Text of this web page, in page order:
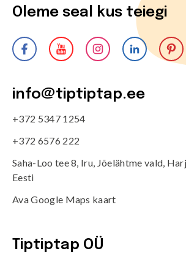
Oleme seal kus teiegi
info@tiptiptap.ee
+372 5347 1254
+372 6576 222
Saha-Loo tee 8, Iru, Jõelähtme vald,
Eesti
Ava Google Maps kaart
Tiptiptap OÜ